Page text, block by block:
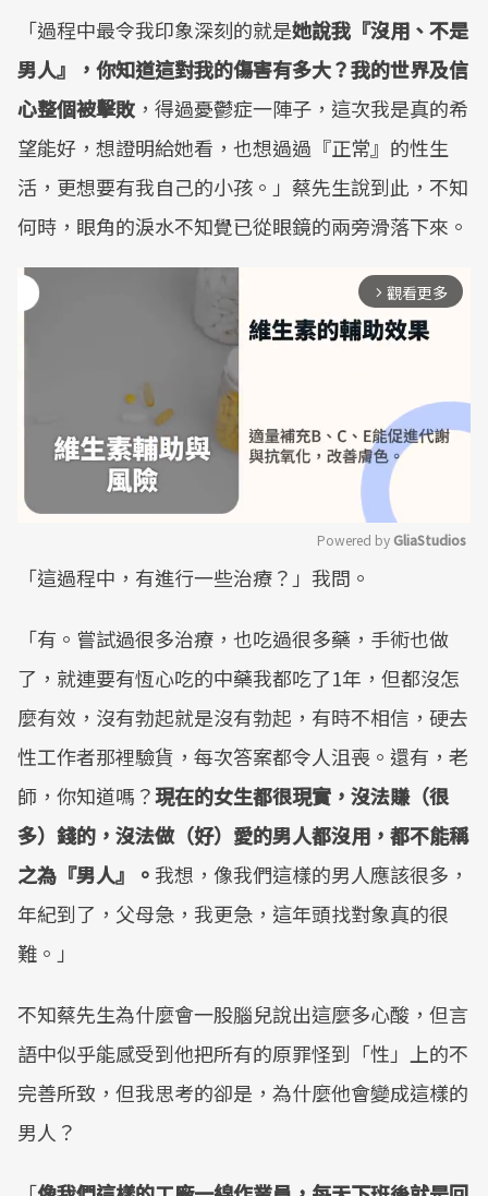
「過程中最令我印象深刻的就是她說我『沒用、不是
男人』，你知道這對我的傷害有多大？我的世界及信
心整個被擊敗 ，得過憂鬱症一陣子，這次我是真的希
望能好，想證明給她看，也想過過『正常』的性生
活，更想要有我自己的小孩。」蔡先生說到此，不知
何時，眼角的淚水不知覺已從眼鏡的兩旁滑落下來。
arrow_forward_ios 觀看更多
Powered by GliaStudios
「這過程中，有進行一些治療？」我問。
「有。嘗試過很多治療，也吃過很多藥，手術也做
了，就連要有恆心吃的中藥我都吃了1年，但都沒怎
麼有效，沒有勃起就是沒有勃起，有時不相信，硬去
性工作者那裡驗貨，每次答案都令人沮喪。還有，老
師，你知道嗎？現在的女生都很現實，沒法賺（很
多）錢的，沒法做（好）愛的男人都沒用，都不能稱
之為『男人』。 我想，像我們這樣的男人應該很多，
年紀到了，父母急，我更急，這年頭找對象真的很
難。」
不知蔡先生為什麼會一股腦兒說出這麼多心酸，但言
語中似乎能感受到他把所有的原罪怪到「性」上的不
完善所致，但我思考的卻是，為什麼他會變成這樣的
男人？